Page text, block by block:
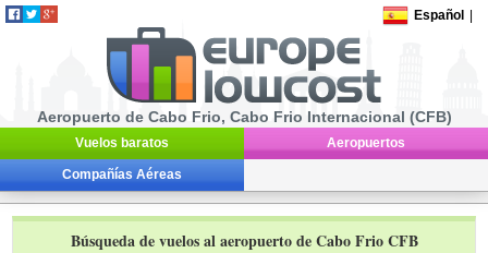
Español
Aeropuerto de Cabo Frio, Cabo Frio Internacional (CFB)
Vuelos baratos Aeropuertos
Compañías Aéreas
Búsqueda de vuelos al aeropuerto de Cabo Frio CFB